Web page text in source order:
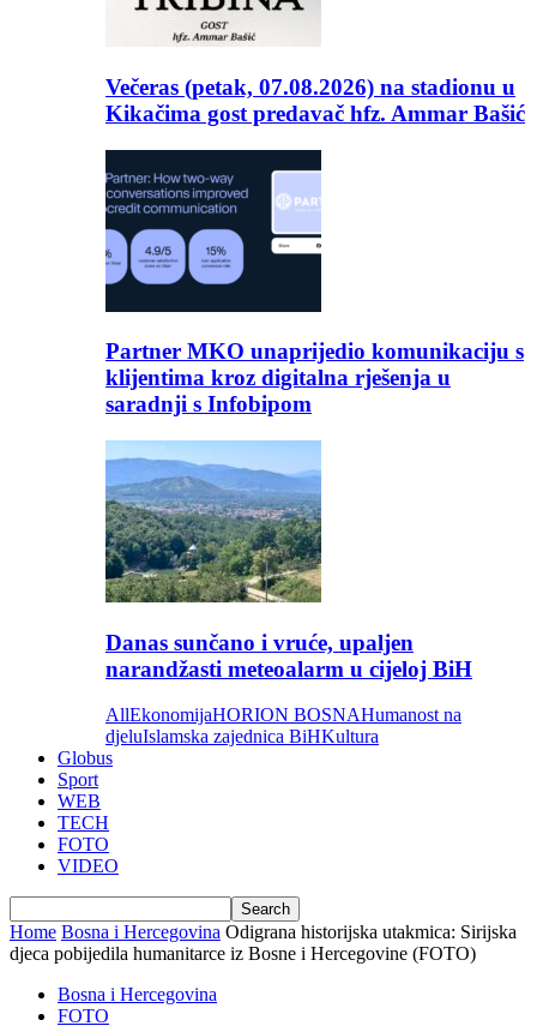
Večeras (petak, 07.08.2026) na stadionu u
Kikačima gost predavač hfz. Ammar Bašić
Partner MKO unaprijedio komunikaciju s
klijentima kroz digitalna rješenja u
saradnji s Infobipom
Danas sunčano i vruće, upaljen
narandžasti meteoalarm u cijeloj BiH
AllEkonomijaHORION BOSNAHumanost na
djeluIslamska zajednica BiHKultura
Globus
Sport
WEB
TECH
FOTO
VIDEO
Home Bosna i Hercegovina Odigrana historijska utakmica: Sirijska
djeca pobijedila humanitarce iz Bosne i Hercegovine (FOTO)
Bosna i Hercegovina
FOTO